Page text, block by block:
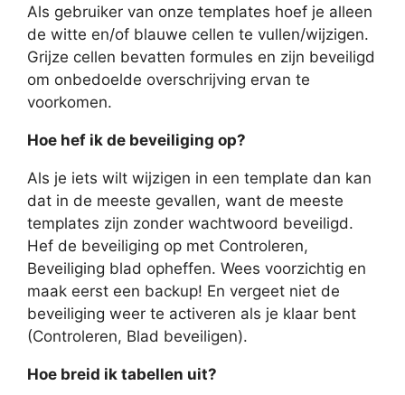
Als gebruiker van onze templates hoef je alleen
de witte en/of blauwe cellen te vullen/wijzigen.
Grijze cellen bevatten formules en zijn beveiligd
om onbedoelde overschrijving ervan te
voorkomen.
Hoe hef ik de beveiliging op?
Als je iets wilt wijzigen in een template dan kan
dat in de meeste gevallen, want de meeste
templates zijn zonder wachtwoord beveiligd.
Hef de beveiliging op met Controleren,
Beveiliging blad opheffen. Wees voorzichtig en
maak eerst een backup! En vergeet niet de
beveiliging weer te activeren als je klaar bent
(Controleren, Blad beveiligen).
Hoe breid ik tabellen uit?